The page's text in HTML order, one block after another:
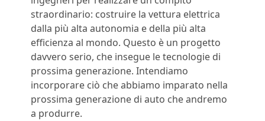
straordinario: costruire la vettura elettrica
dalla più alta autonomia e della più alta
efficienza al mondo. Questo è un progetto
davvero serio, che insegue le tecnologie di
prossima generazione. Intendiamo
incorporare ciò che abbiamo imparato nella
prossima generazione di auto che andremo
a produrre.